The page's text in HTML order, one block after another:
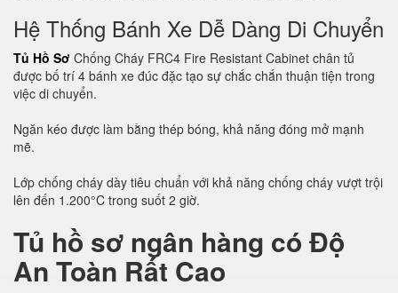
Hệ Thống Bánh Xe Dễ Dàng Di Chuyển
Tủ Hồ Sơ Chống Cháy FRC4 Fire Resistant Cabinet chân tủ
được bố trí 4 bánh xe đúc đặc tạo sự chắc chắn thuận tiện trong
việc di chuyển.
Ngăn kéo được làm bằng thép bóng, khả năng đóng mở mạnh
mẽ.
Lớp chống cháy dày tiêu chuẩn với khả năng chống cháy vượt trội
lên đến 1.200°C trong suốt 2 giờ.
Tủ hồ sơ ngân hàng có Độ
An Toàn Rất Cao